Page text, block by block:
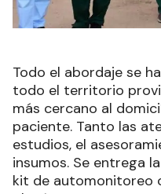
Todo el abordaje se
todo el territorio
más cercano al
paciente. Tanto las
estudios, el
insumos. Se entrega
kit de automonitoreo